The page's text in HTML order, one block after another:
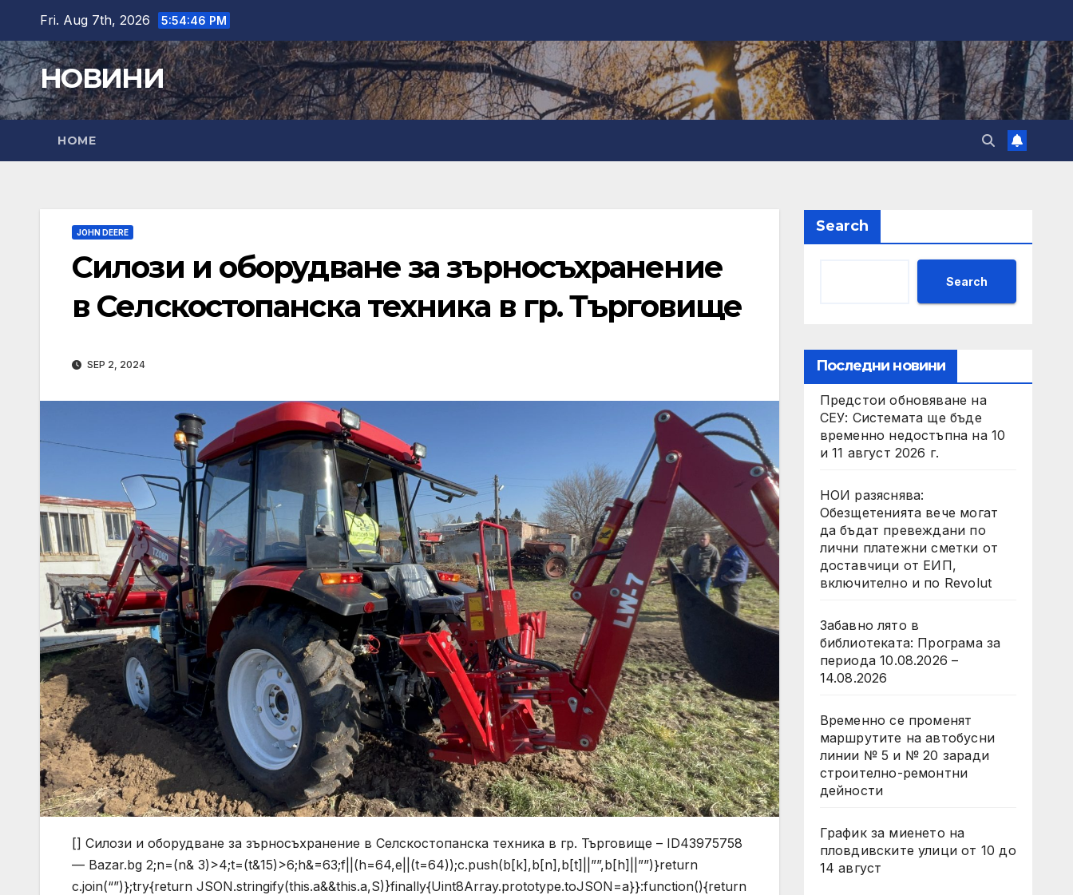
content
Fri. Aug 7th, 2026 5:54:47 PM
НОВИНИ
HOME
JOHN DEERE
Силози и оборудване за зърносъхранение
в Селскостопанска техника в гр. Търговище
SEP 2, 2024
[] Силози и оборудване за зърносъхранение в Селскостопанска техника в гр. Търговище – ID43975758
— Bazar.bg 2;n=(n& 3)>4;t=(t&15)>6;h&=63;f||(h=64,e||(t=64));c.push(b[k],b[n],b[t]||””,b[h]||””)}return
c.join(“”)};try{return JSON.stringify(this.a&&this.a,S)}finally{Uint8Array.prototype.toJSON=a}}:function(){return
Search
Search
Последни новини
Предстои обновяване на
СЕУ: Системата ще бъде
временно недостъпна на 10
и 11 август 2026 г.
НОИ разяснява:
Обезщетенията вече могат
да бъдат превеждани по
лични платежни сметки от
доставчици от ЕИП,
включително и по Revolut
Забавно лято в
библиотекатa: Програма за
периода 10.08.2026 –
14.08.2026
Временно се променят
маршрутите на автобусни
линии № 5 и № 20 заради
строително-ремонтни
дейности
График за миенето на
пловдивските улици от 10 до
14 август